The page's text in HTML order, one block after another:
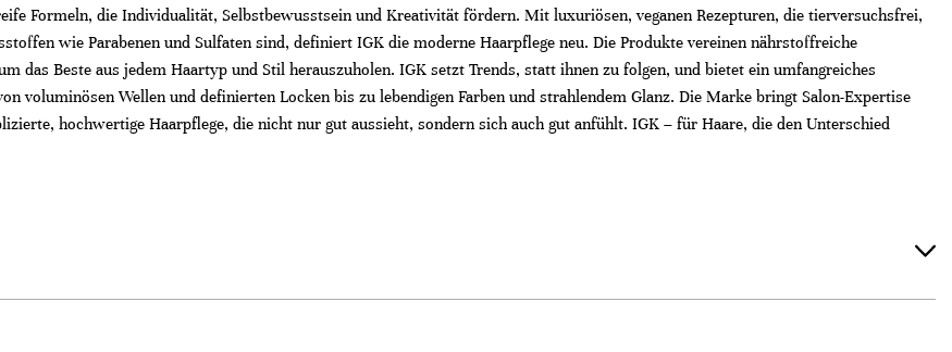
Formeln, die Individualität, Selbstbewusstsein und Kreativität fördern. Mit luxuriösen, veganen Rezepturen, die tierversuchsfrei,
wie Parabenen und Sulfaten sind, definiert IGK die moderne Haarpflege neu. Die Produkte vereinen nährstoffreiche
das Beste aus jedem Haartyp und Stil herauszuholen. IGK setzt Trends, statt ihnen zu folgen, und bietet ein umfangreiches
voluminösen Wellen und definierten Locken bis zu lebendigen Farben und strahlendem Glanz. Die Marke bringt Salon-Expertise
hochwertige Haarpflege, die nicht nur gut aussieht, sondern sich auch gut anfühlt. IGK – für Haare, die den Unterschied